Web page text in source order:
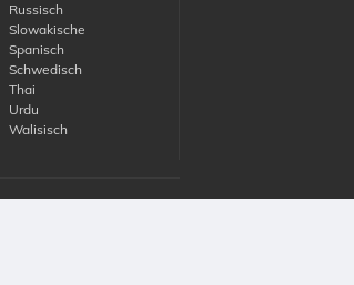
Russisch
Slowakische
Spanisch
Schwedisch
Thai
Urdu
Walisisch